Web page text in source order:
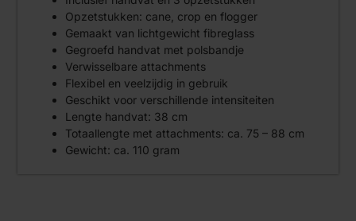
Opzetstukken: cane, crop en flogger
Gemaakt van lichtgewicht fibreglass
Gegroefd handvat met polsbandje
Verwisselbare attachments
Flexibel en veelzijdig in gebruik
Geschikt voor verschillende intensiteiten
Lengte handvat: 38 cm
Totaallengte met attachments: ca. 75 – 88 cm
Gewicht: ca. 110 gram